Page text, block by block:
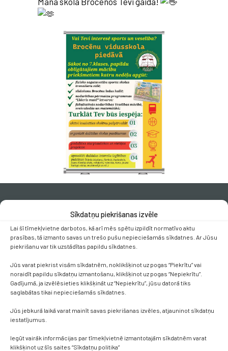
Sīkdatņu piekrišanas izvēle
Lai šī tīmekļvietne darbotos, kā arī mēs spētu izpildīt normatīvo aktu
prasības, tā izmanto savas un trešo pušu nepieciešamās sīkdatnes. Ar Jūsu
piekrišanu var tik uzstādītas papildu sīkdatnes.
Jūs varat piekrist visām sīkdatnēm, noklikšķinot uz pogas “Piekrītu” vai
noraidīt papildu sīkdatņu izmantošanu, klikšķinot uz pogas “Nepiekrītu”.
Gadījumā, ja izvēlēsieties klikšķināt uz “Nepiekrītu”, jūsu datorā tiks
saglabātas tikai nepieciešamās sīkdatnes.
Jūs jebkurā laikā varat mainīt savas piekrišanas izvēles, atjauninot sīkdatņu
iestatījumus.
Iegūt vairāk informācijas par tīmekļvietnē izmantotajām sīkdatnēm varat
klikšķinot uz šīs saites “Sīkdatņu politika”
Kontakti
+371 638 656 05
skola.broceni@saldus.lv
_DEFAULT@40900017625